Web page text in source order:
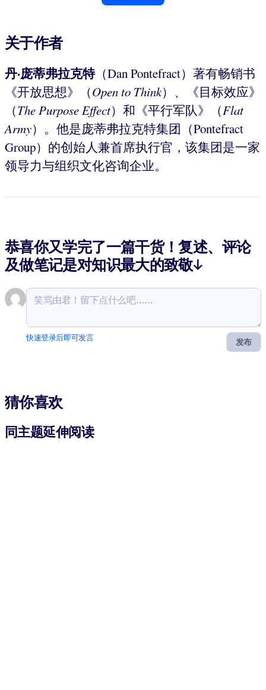
关于作者
丹·庞蒂弗拉克特（Dan Pontefract）著有畅销书
《开放思想》（Open to Think）、《目标效应》
（The Purpose Effect）和《平行军队》（Flat
Army）。他是庞蒂弗拉克特集团（Pontefract
Group）的创始人兼首席执行官，该集团是一家
领导力与组织文化咨询企业。
恭喜你又学完了一篇干货！复述、评论
及做笔记是对知识最大的致敬↓
发布
快速登录后即可发言
猜你喜欢
同主题延伸阅读